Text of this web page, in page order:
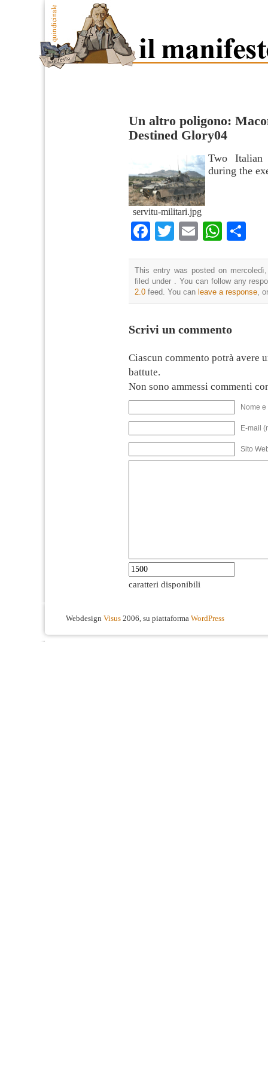
Un altro poligono:
Destined Glory04
servitu-militari.jpg
Two Italian
during the
Facebook
TwitterEmail
This entry was posted on
filed under . You can follow any
2.0 feed. You can leave a response,
Scrivi un commento
Ciascun commento potrà avere
battute.
Non sono ammessi commenti
Nome
E-mail
Sito
caratteri disponibili
Webdesign Visus 2006, su piattaforma WordPress